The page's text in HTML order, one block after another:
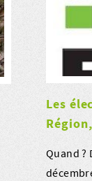
Les
Quand ?